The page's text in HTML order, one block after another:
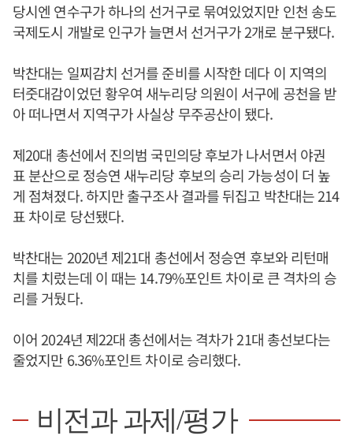
당시엔 연수구가 하나의 선거구로 묶여있었지만 인천 송도
국제도시 개발로 인구가 늘면서 선거구가 2개로 분구됐다.
박찬대는 일찌감치 선거를 준비를 시작한 데다 이 지역의
터줏대감이었던 황우여 새누리당 의원이 서구에 공천을 받
아 떠나면서 지역구가 사실상 무주공산이 됐다.
제20대 총선에서 진의범 국민의당 후보가 나서면서 야권
표 분산으로 정승연 새누리당 후보의 승리 가능성이 더 높
게 점쳐졌다. 하지만 출구조사 결과를 뒤집고 박찬대는 214
표 차이로 당선됐다.
박찬대는 2020년 제21대 총선에서 정승연 후보와 리턴매
치를 치렀는데 이 때는 14.79%포인트 차이로 큰 격차의 승
리를 거뒀다.
이어 2024년 제22대 총선에서는 격차가 21대 총선보다는
줄었지만 6.36%포인트 차이로 승리했다.
비전과 과제/평가